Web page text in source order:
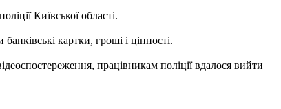
Київської області.
картки, гроші і цінності.
працівникам поліції вдалося вийти